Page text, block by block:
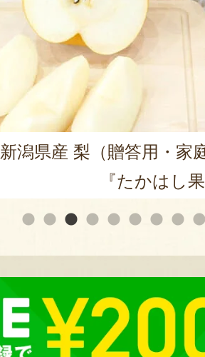
新潟県産 梨（贈答用・家
『たかはし